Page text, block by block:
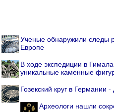
Ученые обнаружили следы
Европе
В ходе экспедиции в
уникальные каменные
Гозекский круг в Германии
Археологи нашли